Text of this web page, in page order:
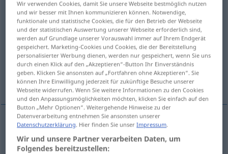
Übersicht aller Übersetzungen
(Für mehr Details die Übersetzung anklicken/antippen)
beschnüffeln schnupfen wittern
wittern, ahnen
beschnüffeln
Wir verwenden Cookies, damit Sie unsere Webseite bestmöglich nutzen
und wir besser mit Ihnen kommunizieren können. Notwendige,
funktionale und statistische Cookies, die für den Betrieb der Webseite
und der statistischen Auswertung unserer Webseite erforderlich sind,
werden auf Grundlage unserer Vorauswahl immer auf Ihrem Endgerät
gespeichert. Marketing-Cookies und Cookies, die der Bereitstellung
personalisierter Werbung dienen, werden nur gespeichert, wenn Sie uns
durch einen Klick auf den „Akzeptieren“-Button Ihr Einverständnis
geben. Klicken Sie ansonsten auf „Fortfahren ohne Akzeptieren“. Sie
können Ihre Einwilligung jederzeit für zukünftige Besuche unserer
Webseite widerrufen. Wenn Sie weitere Informationen zu den Cookies
und den Anpassungsmöglichkeiten möchten, klicken Sie einfach auf den
Button „Mehr Optionen“. Weitergehende Hinweise zu der
Datenverarbeitung entnehmen Sie ansonsten unserer
Datenschutzerklärung. Hier finden Sie unserImpressum.
Wir und unsere Partner verarbeiten Daten, um
Folgendes bereitzustellen: